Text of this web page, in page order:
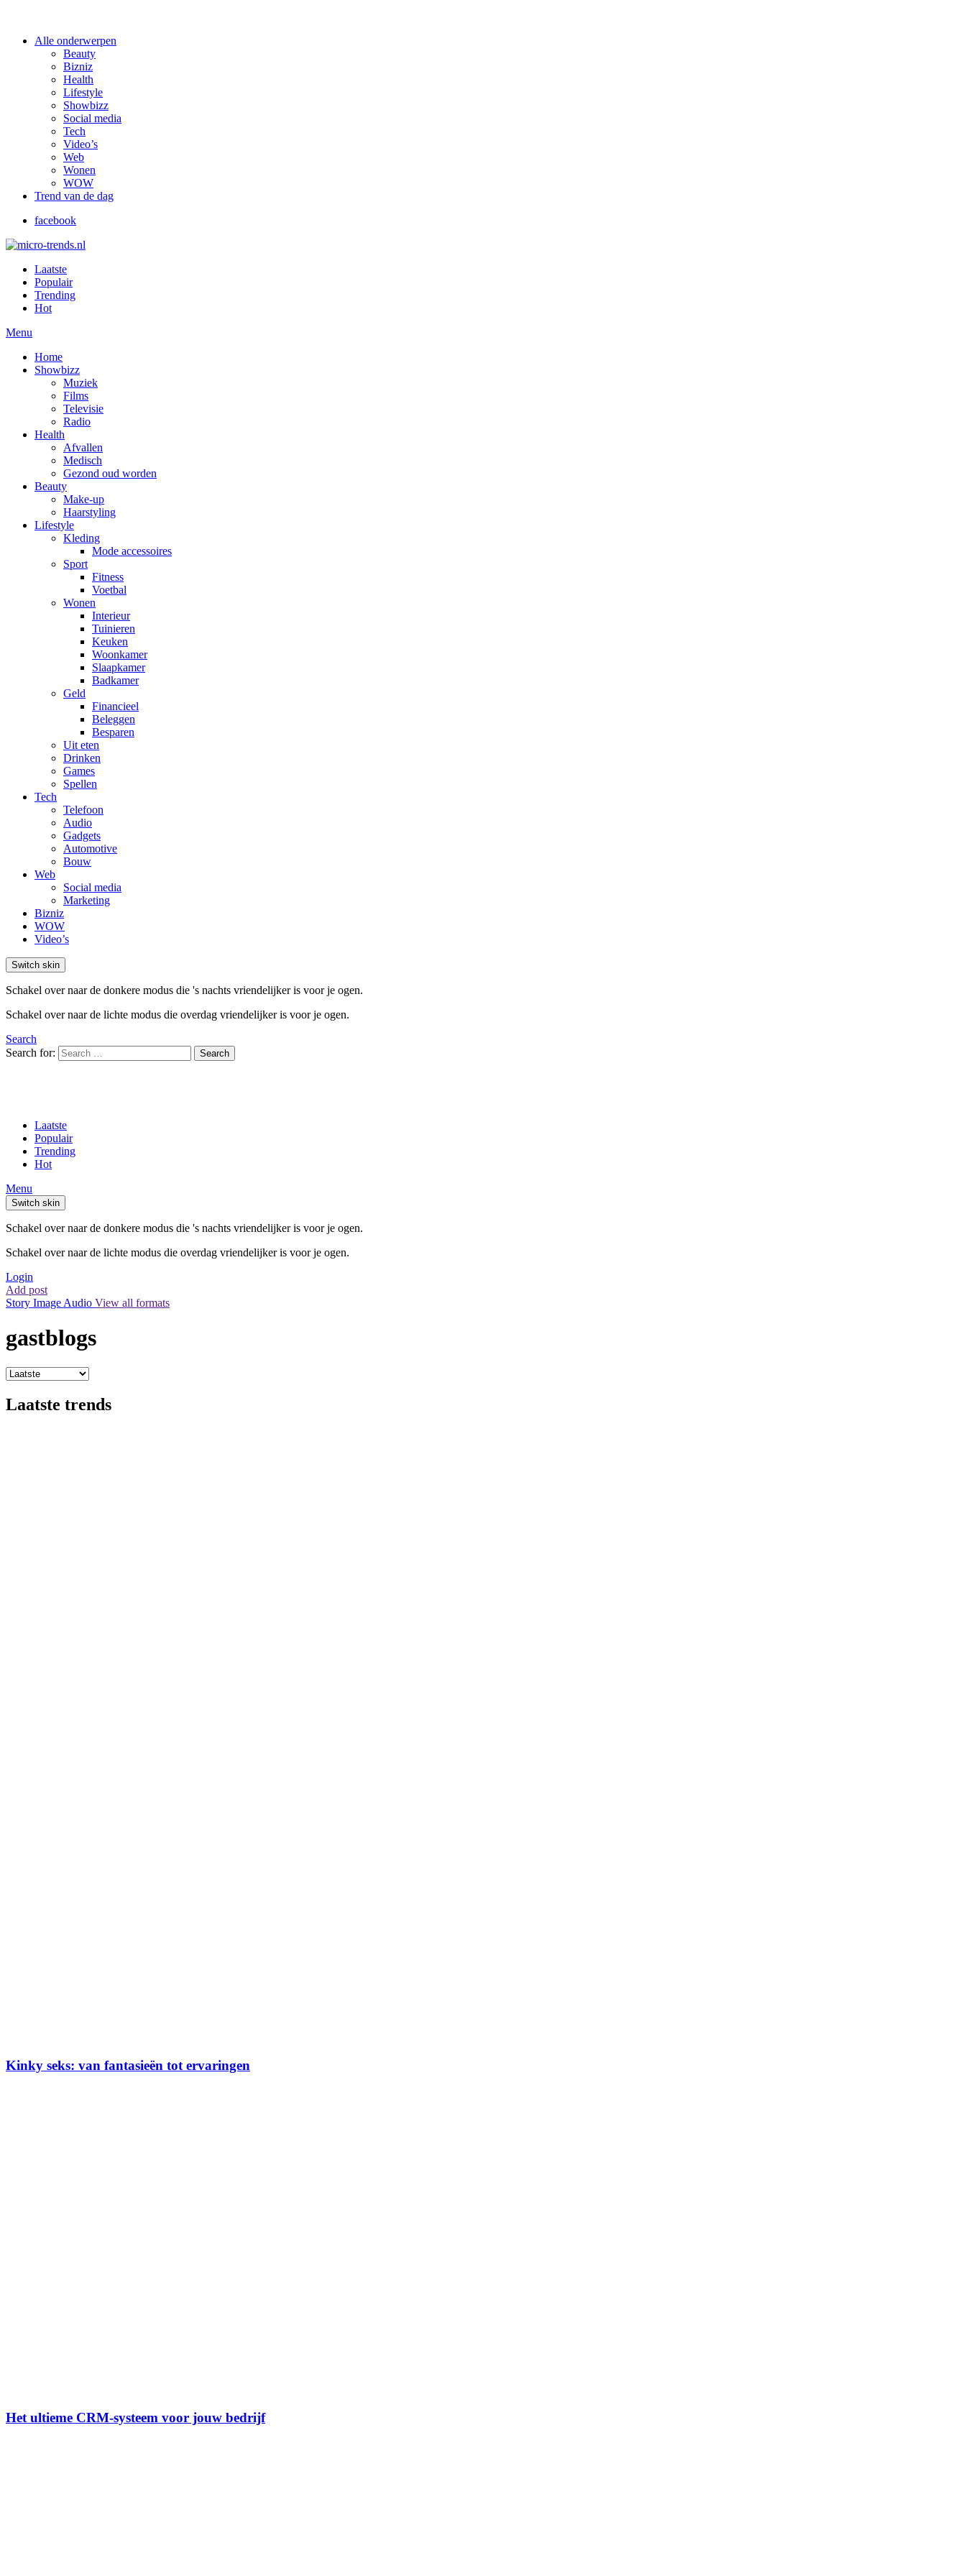
Alle onderwerpen
Beauty
Bizniz
Health
Lifestyle
Showbizz
Social media
Tech
Video’s
Web
Wonen
WOW
Trend van de dag
facebook
Laatste
Populair
Trending
Hot
Menu
Home
Showbizz
Muziek
Films
Televisie
Radio
Health
Afvallen
Medisch
Gezond oud worden
Beauty
Make-up
Haarstyling
Lifestyle
Kleding
Mode accessoires
Sport
Fitness
Voetbal
Wonen
Interieur
Tuinieren
Keuken
Woonkamer
Slaapkamer
Badkamer
Geld
Financieel
Beleggen
Besparen
Uit eten
Drinken
Games
Spellen
Tech
Telefoon
Audio
Gadgets
Automotive
Bouw
Web
Social media
Marketing
Bizniz
WOW
Video’s
Switch skin
Schakel over naar de donkere modus die 's nachts vriendelijker is voor je ogen.
Schakel over naar de lichte modus die overdag vriendelijker is voor je ogen.
Search
Search for:
Search
Laatste
Populair
Trending
Hot
Menu
Switch skin
Schakel over naar de donkere modus die 's nachts vriendelijker is voor je ogen.
Schakel over naar de lichte modus die overdag vriendelijker is voor je ogen.
Login
Add post
Story Image Audio View all formats
gastblogs
Laatste trends
Kinky seks: van fantasieën tot ervaringen
Het ultieme CRM-systeem voor jouw bedrijf